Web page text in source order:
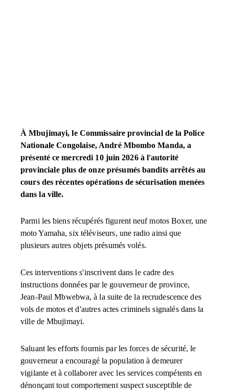
À Mbujimayi, le Commissaire provincial de la Police
Nationale Congolaise, André Mbombo Manda, a
présenté ce mercredi 10 juin 2026 à l'autorité
provinciale plus de onze présumés bandits arrêtés au
cours des récentes opérations de sécurisation menées
dans la ville.
Parmi les biens récupérés figurent neuf motos Boxer, une
moto Yamaha, six téléviseurs, une radio ainsi que
plusieurs autres objets présumés volés.
Ces interventions s'inscrivent dans le cadre des
instructions données par le gouverneur de province,
Jean-Paul Mbwebwa, à la suite de la recrudescence des
vols de motos et d'autres actes criminels signalés dans la
ville de Mbujimayi.
Saluant les efforts fournis par les forces de sécurité, le
gouverneur a encouragé la population à demeurer
vigilante et à collaborer avec les services compétents en
dénonçant tout comportement suspect susceptible de